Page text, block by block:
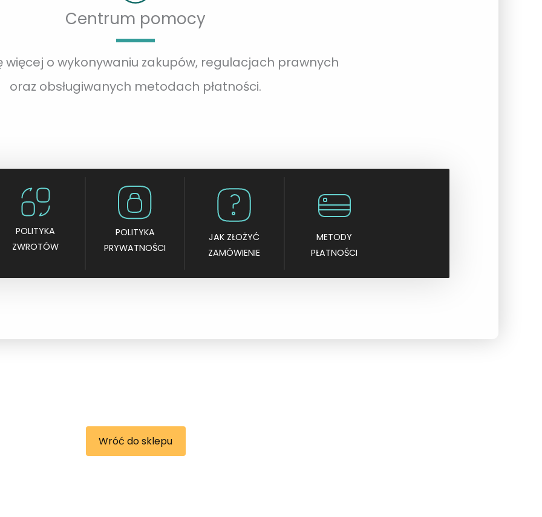
Centrum pomocy
więcej o wykonywaniu zakupów, regulacjach prawnych
oraz obsługiwanych metodach płatności.
POLITYKA
ZWROTÓW
POLITYKA
PRYWATNOŚCI
JAK ZŁOŻYĆ
ZAMÓWIENIE
METODY
PŁATNOŚCI
Wróć do sklepu